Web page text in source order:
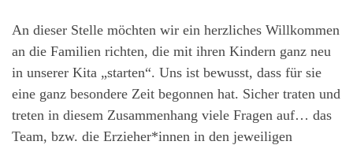
An dieser Stelle möchten wir ein herzliches Willkommen
an die Familien richten, die mit ihren Kindern ganz neu
in unserer Kita „starten“. Uns ist bewusst, dass für sie
eine ganz besondere Zeit begonnen hat. Sicher traten und
treten in diesem Zusammenhang viele Fragen auf… das
Team, bzw. die Erzieher*innen in den jeweiligen